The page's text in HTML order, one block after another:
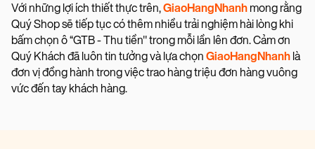
Với những lợi ích thiết thực trên,GiaoHangNhanh mong rằng
Quý Shop sẽ tiếp tục có thêm nhiều trải nghiệm hài lòng khi
bấm chọn ô “GTB - Thu tiền" trong mỗi lần lên đơn. Cảm ơn
Quý Khách đã luôn tin tưởng và lựa chọn GiaoHangNhanh là
đơn vị đồng hành trong việc trao hàng triệu đơn hàng vuông
vức đến tay khách hàng.